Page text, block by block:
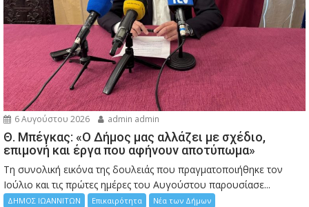
6 Αυγούστου 2026 admin admin
Θ. Μπέγκας: «Ο Δήμος μας αλλάζει με σχέδιο,
επιμονή και έργα που αφήνουν αποτύπωμα»
Τη συνολική εικόνα της δουλειάς που πραγματοποιήθηκε τον
Ιούλιο και τις πρώτες ημέρες του Αυγούστου παρουσίασε...
ΔΗΜΟΣ ΙΩΑΝΝΙΤΩΝ Επικαιρότητα Νέα των Δήμων